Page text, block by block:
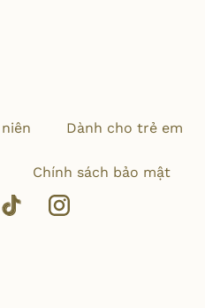
Dành cho trẻ em
Chính sách bảo mật